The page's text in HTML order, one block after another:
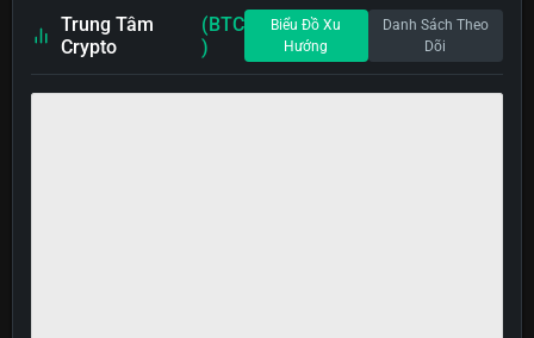
Trung Tâm
Crypto
(BTC
)
Biểu Đồ Xu
Hướng
Danh Sách Theo
Dõi